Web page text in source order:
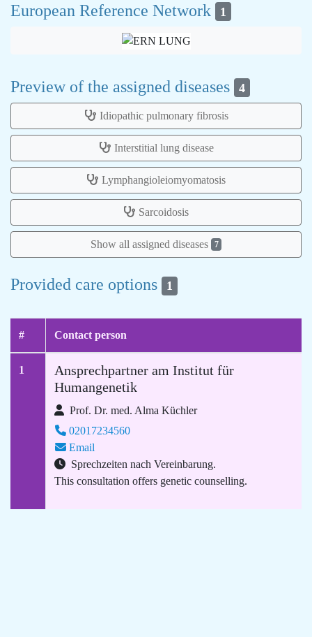
European Reference Network 1
Preview of the assigned diseases 4
Idiopathic pulmonary fibrosis
Interstitial lung disease
Lymphangioleiomyomatosis
Sarcoidosis
Show all assigned diseases 7
Provided care options 1
# Contact person
1
Ansprechpartner am Institut für
Humangenetik
Prof. Dr. med. Alma Küchler
02017234560
Email
Sprechzeiten nach Vereinbarung.
This consultation offers genetic counselling.